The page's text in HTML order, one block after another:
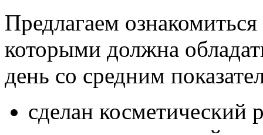
Предлагаем
которыми должна
день со средним
сделан косметический